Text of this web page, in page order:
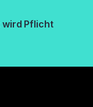
wird Pflicht